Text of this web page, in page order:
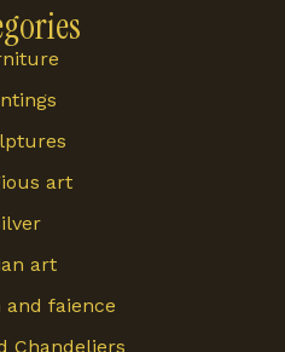
art
art
and faience
Chandeliers